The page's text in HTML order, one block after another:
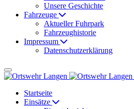
Unsere Geschichte
Fahrzeuge
Aktueller Fuhrpark
Fahrzeughistorie
Impressum
Datenschutzerklärung
Startseite
Einsätze